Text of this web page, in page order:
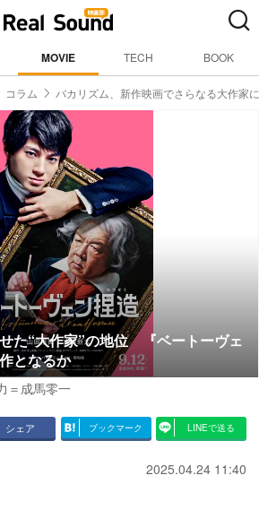
MOVIE TECH BOOK
コラム バカリズム、新作映画でさらなる大作家
た“大作家”の地位 『ベートーヴェ
となるか
＝成馬零一
シェア ブックマーク LINEで送る
2025.04.24 11:40